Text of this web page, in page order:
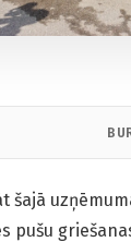
šajā
pušu